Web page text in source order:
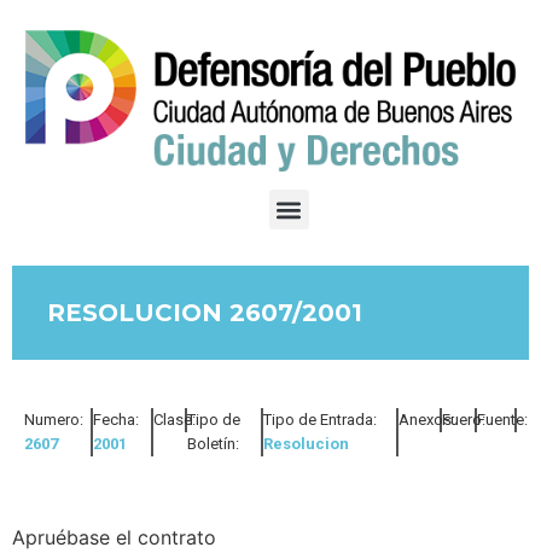
RESOLUCION 2607/2001
Numero:
2607
Fecha:
2001
Clase:Tipo de
Boletín:
Tipo de Entrada:
Resolucion
Anexos:Fuero:Fuente:
Apruébase el contrato